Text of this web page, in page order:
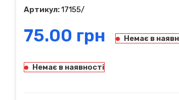
Артикул:17155/
грн Немає в
Немає в наявності